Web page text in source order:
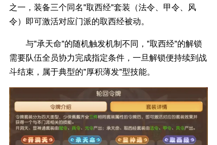
之一，装备三个同名"取西经"套装（法令、甲令、风
令）即可激活对应门派的取西经被动。
与"承天命"的随机触发机制不同，"取西经"的解锁
需要队伍全员协力完成指定条件，一旦解锁便持续到战
斗结束，属于典型的"厚积薄发"型技能。